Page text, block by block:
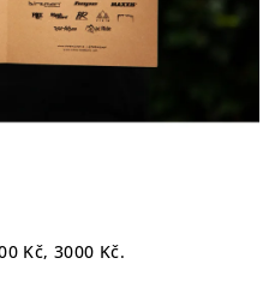
Kč, 3000 Kč.